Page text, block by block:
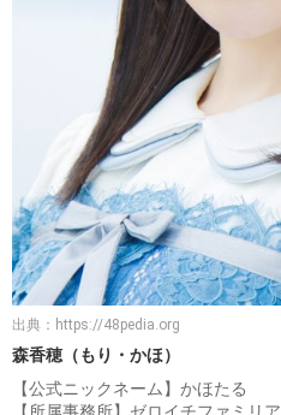
出典： https://48pedia.org
森香穂（もり・かほ）
【公式ニックネーム】かほたる
【所属事務所】ゼロイチファミリア